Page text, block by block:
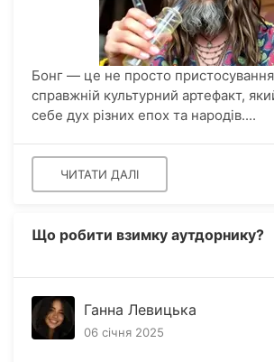
Бонг — це не просто пристосування
справжній культурний артефакт,
себе дух різних епох та народів....
ЧИТАТИ ДАЛІ
Що робити взимку аутдорнику?
Ганна Левицька
06 січня 2025